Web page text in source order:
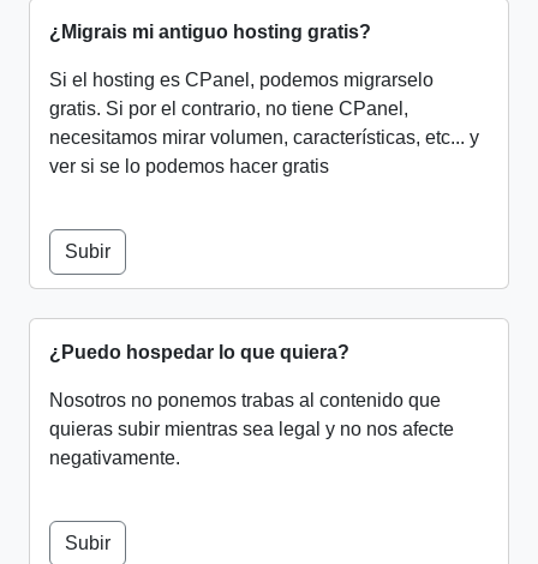
¿Migrais mi antiguo hosting gratis?
Si el hosting es CPanel, podemos migrarselo
gratis. Si por el contrario, no tiene CPanel,
necesitamos mirar volumen, características, etc... y
ver si se lo podemos hacer gratis
Subir
¿Puedo hospedar lo que quiera?
Nosotros no ponemos trabas al contenido que
quieras subir mientras sea legal y no nos afecte
negativamente.
Subir